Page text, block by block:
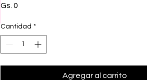
Gs. 0
Cantidad *
Agregar al carrito